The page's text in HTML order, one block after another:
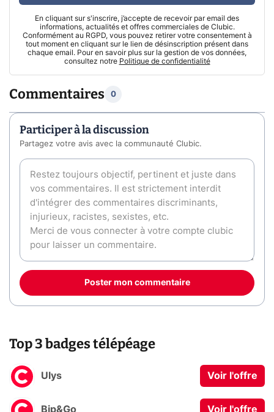
En cliquant sur s'inscrire, j’accepte de recevoir par email des
informations, actualités et offres commerciales de Clubic.
Conformément au RGPD, vous pouvez retirer votre consentement à
tout moment en cliquant sur le lien de désinscription présent dans
chaque email. Pour en savoir plus sur la gestion de vos données,
consultez notre Politique de confidentialité
Commentaires 0
Participer à la discussion
Partagez votre avis avec la communauté Clubic.
Poster mon commentaire
Top 3 badges télépéage
Ulys Voir l'offre
Bip&Go Voir l'offre